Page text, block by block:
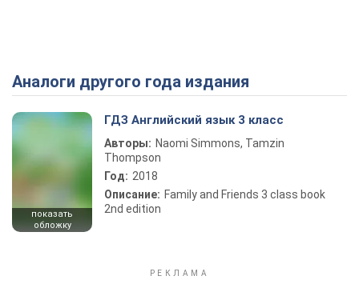
Play Video
Аналоги другого года издания
показать
обложку
ГДЗ Английский язык 3 класс
Авторы: Naomi Simmons, Tamzin
Thompson
Год: 2018
Описание: Family and Friends 3 class book
2nd edition